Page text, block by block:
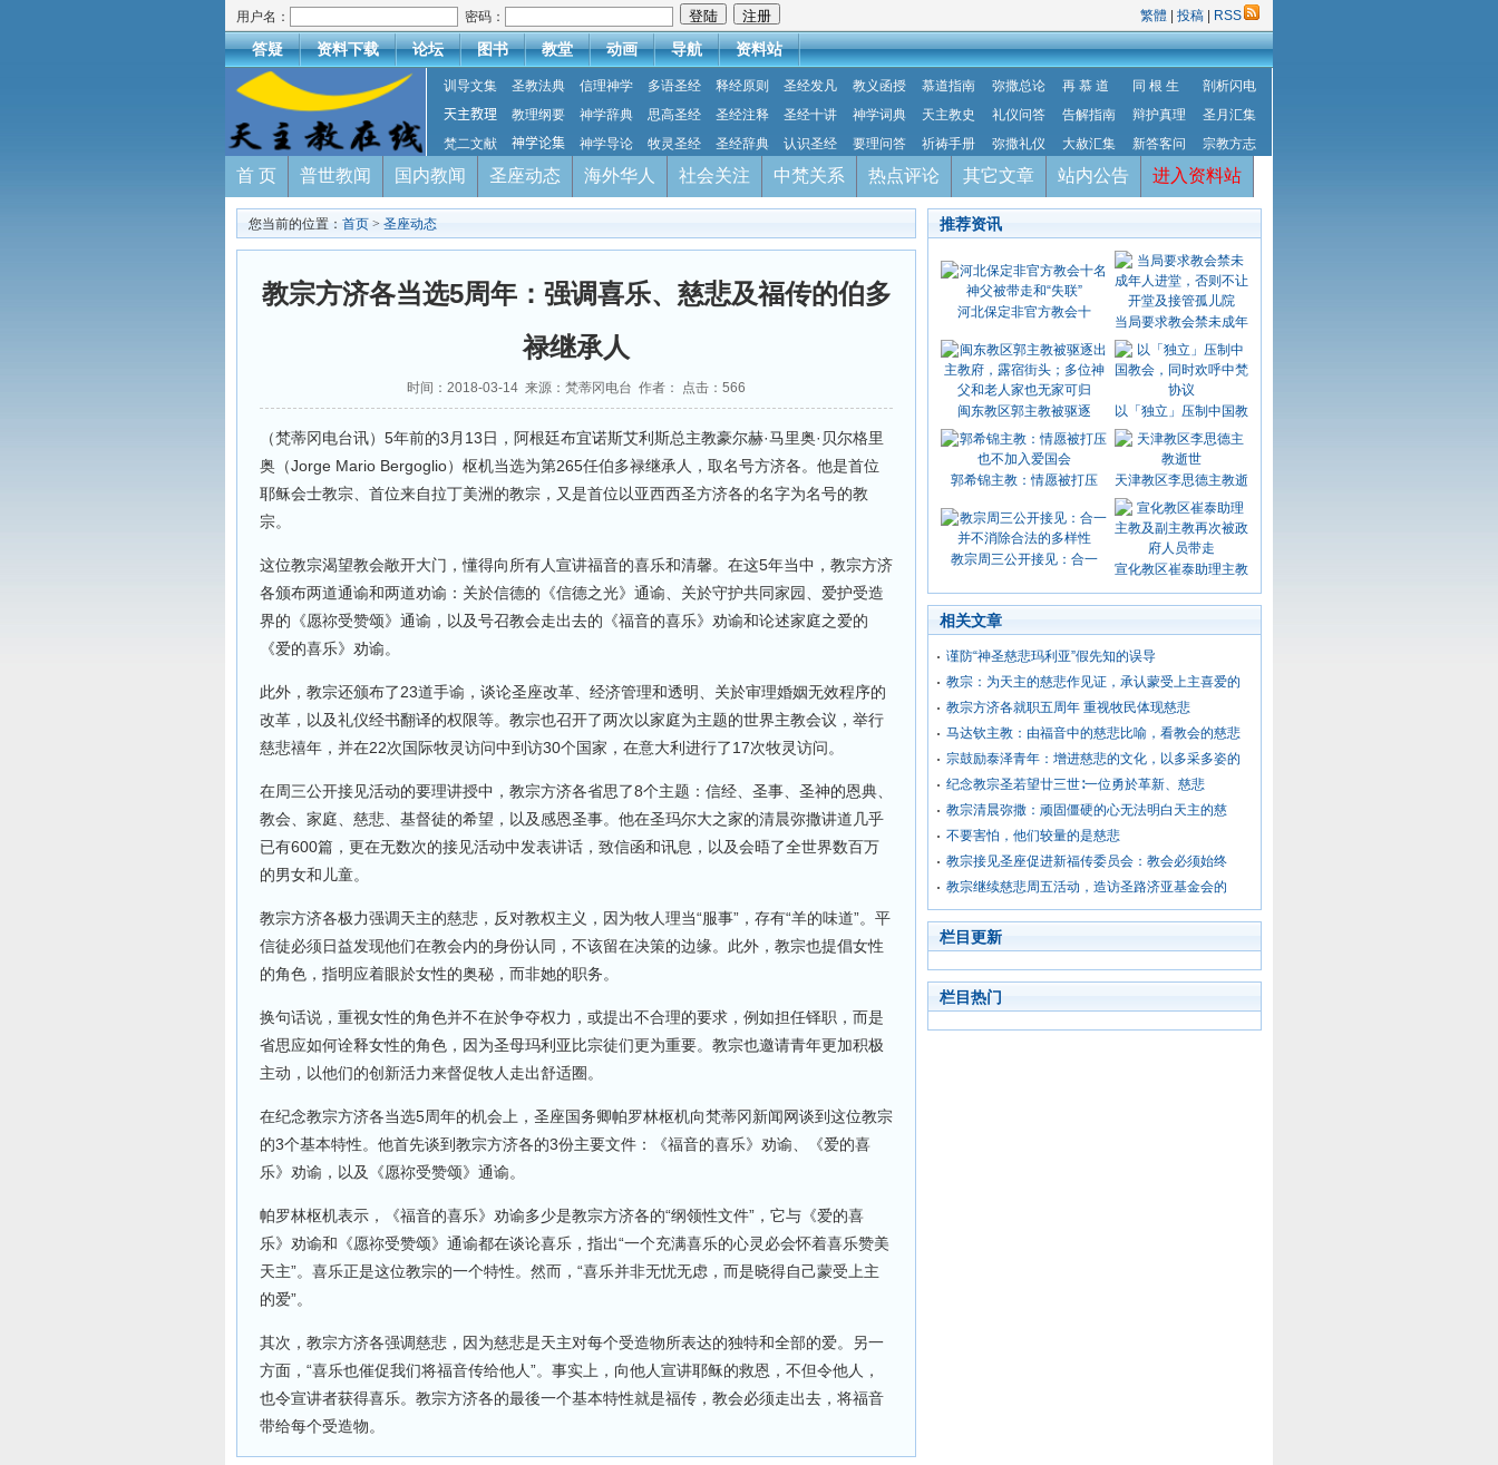
用户名： 密码： 繁體 投稿 RSS
答疑 资料下载 论坛 图书 教堂 动画 导航 资料站
训导文集 圣教法典 信理神学 多语圣经 释经原则 圣经发凡 教义函授 慕道指南 弥撒总论 再 慕 道 同 根 生
剖析闪电
天主教理
教理纲要 神学辞典 思高圣经 圣经注释 圣经十讲 神学词典 天主教史 礼仪问答 告解指南 辩护真理
圣月汇集
梵二文献
神学论集 神学导论 牧灵圣经 圣经辞典 认识圣经 要理问答 祈祷手册 弥撒礼仪 大赦汇集 新答客问 宗教方志
首 页 普世教闻 国内教闻 圣座动态 海外华人 社会关注 中梵关系 热点评论 其它文章 站内公告 进入资料站
您当前的位置： 首页 > 圣座动态
教宗方济各当选5周年：强调喜乐、慈悲及福传的伯多
禄继承人
时间：2018-03-14 来源：梵蒂冈电台 作者： 点击： 566
（梵蒂冈电台讯）5年前的3月13日，阿根廷布宜诺斯艾利斯总主教豪尔赫·马里奥·贝尔格里
奥（Jorge Mario Bergoglio）枢机当选为第265任伯多禄继承人，取名号方济各。他是首位
耶稣会士教宗、首位来自拉丁美洲的教宗，又是首位以亚西西圣方济各的名字为名号的教
宗。
这位教宗渴望教会敞开大门，懂得向所有人宣讲福音的喜乐和清馨。在这5年当中，教宗方济
各颁布两道通谕和两道劝谕：关於信德的《信德之光》通谕、关於守护共同家园、爱护受造
界的《愿祢受赞颂》通谕，以及号召教会走出去的《福音的喜乐》劝谕和论述家庭之爱的
《爱的喜乐》劝谕。
此外，教宗还颁布了23道手谕，谈论圣座改革、经济管理和透明、关於审理婚姻无效程序的
改革，以及礼仪经书翻译的权限等。教宗也召开了两次以家庭为主题的世界主教会议，举行
慈悲禧年，并在22次国际牧灵访问中到访30个国家，在意大利进行了17次牧灵访问。
在周三公开接见活动的要理讲授中，教宗方济各省思了8个主题：信经、圣事、圣神的恩典、
教会、家庭、慈悲、基督徒的希望，以及感恩圣事。他在圣玛尔大之家的清晨弥撒讲道几乎
已有600篇，更在无数次的接见活动中发表讲话，致信函和讯息，以及会晤了全世界数百万
的男女和儿童。
教宗方济各极力强调天主的慈悲，反对教权主义，因为牧人理当“服事”，存有“羊的味道”。平
信徒必须日益发现他们在教会内的身份认同，不该留在决策的边缘。此外，教宗也提倡女性
的角色，指明应着眼於女性的奥秘，而非她的职务。
换句话说，重视女性的角色并不在於争夺权力，或提出不合理的要求，例如担任铎职，而是
省思应如何诠释女性的角色，因为圣母玛利亚比宗徒们更为重要。教宗也邀请青年更加积极
主动，以他们的创新活力来督促牧人走出舒适圈。
在纪念教宗方济各当选5周年的机会上，圣座国务卿帕罗林枢机向梵蒂冈新闻网谈到这位教宗
的3个基本特性。他首先谈到教宗方济各的3份主要文件：《福音的喜乐》劝谕、《爱的喜
乐》劝谕，以及《愿祢受赞颂》通谕。
帕罗林枢机表示，《福音的喜乐》劝谕多少是教宗方济各的“纲领性文件”，它与《爱的喜
乐》劝谕和《愿祢受赞颂》通谕都在谈论喜乐，指出“一个充满喜乐的心灵必会怀着喜乐赞美
天主”。喜乐正是这位教宗的一个特性。然而，“喜乐并非无忧无虑，而是晓得自己蒙受上主
的爱”。
其次，教宗方济各强调慈悲，因为慈悲是天主对每个受造物所表达的独特和全部的爱。另一
方面，“喜乐也催促我们将福音传给他人”。事实上，向他人宣讲耶稣的救恩，不但令他人，
也令宣讲者获得喜乐。教宗方济各的最後一个基本特性就是福传，教会必须走出去，将福音
带给每个受造物。
推荐资讯
河北保定非官方教会十
当局要求教会禁未成年
闽东教区郭主教被驱逐 以「独立」压制中国教
郭希锦主教：情愿被打压 天津教区李思德主教逝
教宗周三公开接见：合一
宣化教区崔泰助理主教
相关文章
谨防“神圣慈悲玛利亚”假先知的误导
教宗：为天主的慈悲作见证，承认蒙受上主喜爱的
教宗方济各就职五周年 重视牧民体现慈悲
马达钦主教：由福音中的慈悲比喻，看教会的慈悲
宗鼓励泰泽青年：增进慈悲的文化，以多采多姿的
纪念教宗圣若望廿三世∶一位勇於革新、慈悲
教宗清晨弥撒：顽固僵硬的心无法明白天主的慈
不要害怕，他们较量的是慈悲
教宗接见圣座促进新福传委员会：教会必须始终
教宗继续慈悲周五活动，造访圣路济亚基金会的
栏目更新
栏目热门